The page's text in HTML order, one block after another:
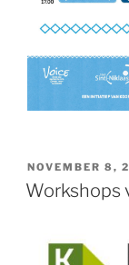
GEPLAATST
OP
NOVEMBER 8,
Workshops